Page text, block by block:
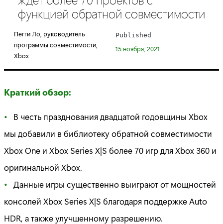
g
r
y
:
функцией обратной совместимости
Пегги Ло, руководитель
программы совместимости,
Xbox
Published
15 ноября, 2021
Краткий обзор:
В честь празднования двадцатой годовщины Xbox
мы добавили в библиотеку обратной совместимости
Xbox One и Xbox Series X|S более 70 игр для Xbox 360 и
оригинальной Xbox.
Данные игры существенно выиграют от мощностей
консолей Xbox Series X|S благодаря поддержке Auto
HDR, а также улучшенному разрешению.